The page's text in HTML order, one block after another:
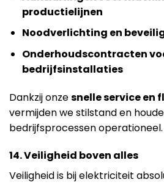
productielijnen
Noodverlichting en
Onderhoudscontracten
bedrijfsinstallaties
Dankzij onzesnelle service en
vermijden we stilstand en
bedrijfsprocessen operationeel.
14. Veiligheid boven alles
Veiligheid is bij elektriciteit